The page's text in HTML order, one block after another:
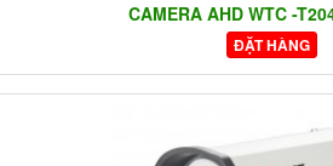
CAMERA AHD WTC -
ĐẶT HÀNG